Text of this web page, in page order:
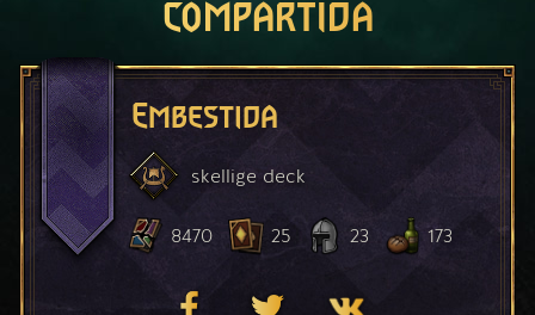
compartida
Embestida
skellige deck
8470 25 23 173